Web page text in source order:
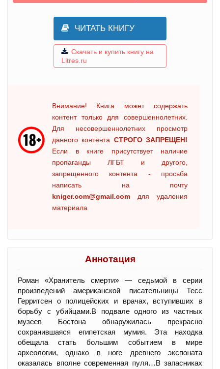
ЧИТАТЬ КНИГУ
Скачать и купить книгу на
Litres.ru
Внимание! Книга может содержать
контент только для совершеннолетних.
Для несовершеннолетних просмотр
данного контента СТРОГО ЗАПРЕЩЕН!
Если в книге присутствует наличие
пропаганды ЛГБТ и другого,
запрещенного контента - просьба
написать на почту
kniger.com@gmail.com для удаления
материала
Аннотация
Роман «Хранитель смерти» — седьмой в серии
произведений американской писательницы Тесс
Герритсен о полицейских и врачах, вступивших в
борьбу с убийцами.В подвале одного из частных
музеев Бостона обнаружилась прекрасно
сохранившаяся египетская мумия. Эта находка
обещала стать большим событием в мире
археологии, однако в ноге древнего экспоната
оказалась вполне современная пуля…В запасниках